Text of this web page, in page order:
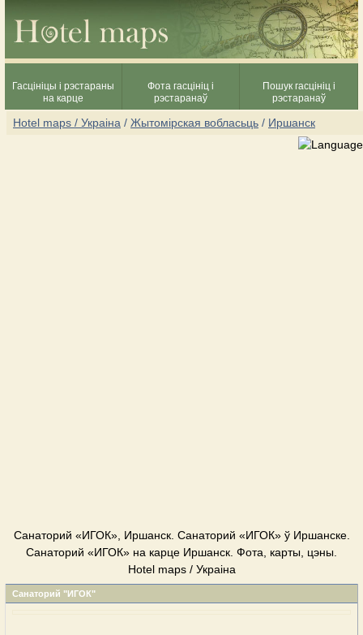
Гасцініцы і рэстараны
на карце
Фота гасцініц і
рэстаранаў
Пошук гасцініц і
рэстаранаў
Hotel maps / Украіна / Жытомірская вобласьць / Иршанск
Cанаторий «ИГОК», Иршанск. Cанаторий «ИГОК» ў Иршанске.
Cанаторий «ИГОК» на карце Иршанск. Фота, карты, цэны.
Hotel maps / Украіна
Cанаторий "ИГОК"